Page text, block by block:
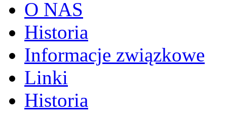
O NAS
Historia
Informacje związkowe
Linki
Historia